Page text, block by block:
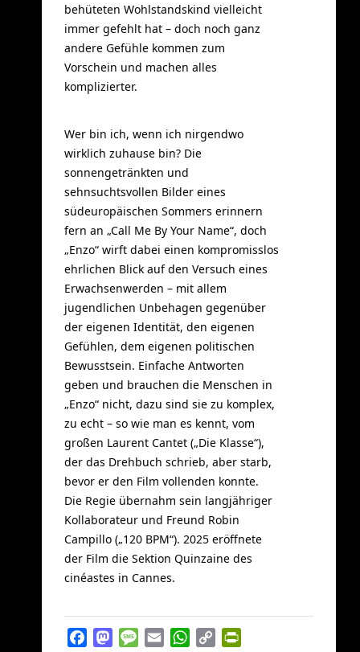
behüteten Wohlstandskind vielleicht
immer gefehlt hat – doch noch ganz
andere Gefühle kommen zum
Vorschein und machen alles
komplizierter.
Wer bin ich, wenn ich nirgendwo
wirklich zuhause bin? Die
sonnengetränkten und
sehnsuchtsvollen Bilder eines
südeuropäischen Sommers erinnern
fern an „Call Me By Your Name“, doch
„Enzo“ wirft dabei einen kompromisslos
ehrlichen Blick auf den Versuch eines
Erwachsenwerden – mit allem
jugendlichen Unbehagen gegenüber
der eigenen Identität, den eigenen
Gefühlen, dem eigenen politischen
Bewusstsein. Einfache Antworten
geben und brauchen die Menschen in
„Enzo“ nicht, dazu sind sie zu komplex,
zu echt – so wie man es kennt, vom
großen Laurent Cantet („Die Klasse“),
der das Drehbuch schrieb, aber starb,
bevor er den Film vollenden konnte.
Die Regie übernahm sein langjähriger
Kollaborateur und Freund Robin
Campillo („120 BPM“). 2025 eröffnete
der Film die Sektion Quinzaine des
cinéastes in Cannes.
FacebookMastodon
Message
Email WhatsApp
Copy